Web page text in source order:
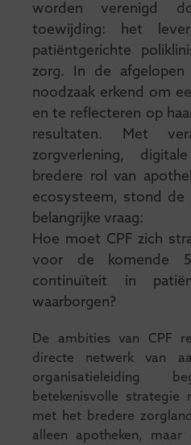
worden verenigd
toewijding: het
patiëntgerichte
zorg. In de
noodzaak erkend om
en te reflecteren op
resultaten. Met
zorgverlening,
bredere rol van
ecosysteem, stond de
belangrijke vraag:
Hoe moet CPF zich
voor de
continuïteit in
waarborgen?
De ambities van CPF
directe netwerk van
organisatieleiding
betekenisvolle strategie
met het bredere
alleen apotheken, maar